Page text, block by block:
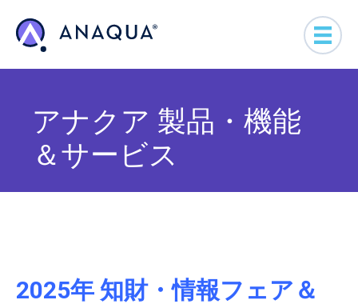
アナクア 製品・機能
＆サービス
2025年 知財・情報フェア＆